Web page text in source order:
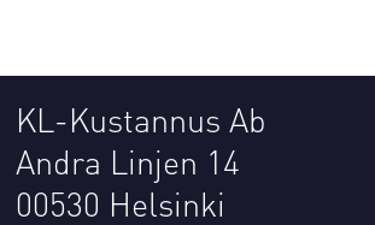
KL-Kustannus Ab
Andra Linjen 14
00530 Helsinki